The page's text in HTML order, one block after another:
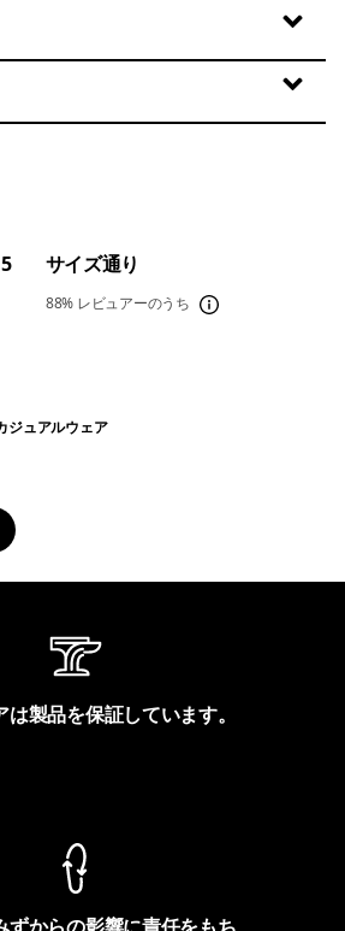
サイズ通り
88% レビュアーのうち
ジュアルウェア
は製品を保証しています。